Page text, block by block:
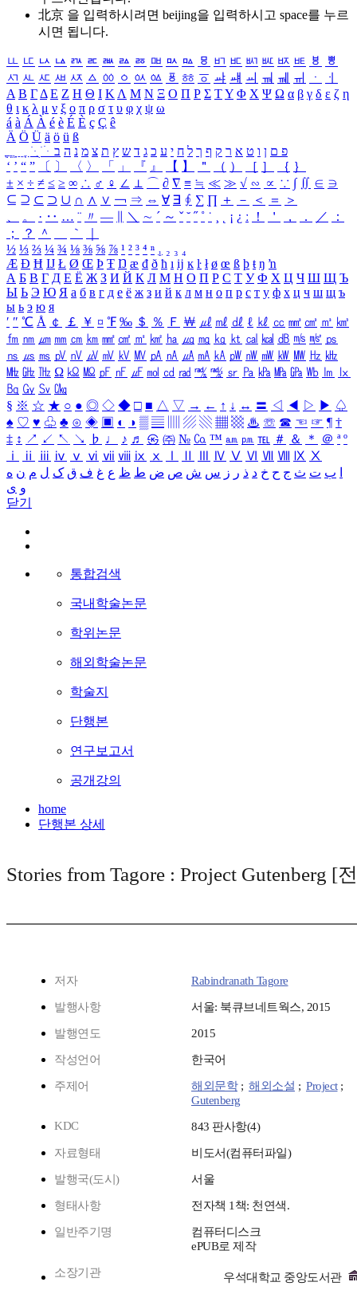
北京 을 입력하시려면 beijing을 입력하시고 space를 누르
시면 됩니다.
ㅥ ㅦ ㅧ ㅨ ㅩ ㅪ ㅫ ㅬ ㅭ ㅮ ㅯ ㅰ ㅱ ㅲ ㅳ ㅴ ㅵ ㅶ ㅷ ㅸ
ㅹ
ㅺ ㅻ ㅼ ㅽ ㅾ ㅿ ㆀ ㆁ ㆂ ㆃ ㆄ ㆅ ㆆ ㆇ ㆈ ㆉ ㆊ ㆋ ㆌ ㆍ
ㆎ
Α Β ΓΔ Ε Ζ Η Θ Ι ΚΛ Μ Ν Ξ Ο Π Ρ Σ ΤΥ Φ Χ Ψ Ω α β γ δ ε ζ η
θ ι κ λ μ ν ξ ο π ρ σ τ υ φ χ ψ ω
á à Á À é è É È ç Ç ê
Ä Ö Ü ä ö ü ß
ִֶֹ ֻּ ׁׂ פ ם ן ו ט א ר ק ף ך ל ח י ע כ ג ד ש ץ ת צ מ נ ה ב
‘ ’ “ ” 〔 〕 〈 〉 「 」 『 』 【 】 ＂ （ ） ［ ］ ｛ ｝
± × ÷ ≠ ≤ ≥ ∞ ∴ ♂ ♀ ∠ ⊥ ⌒ ∂ ∇ ≡ ≒ ≪ ≫ √ ∽ ∝ ∵ ∫ ∬ ∈ ∋
⊆ ⊇ ⊂ ⊃ ∪ ∩ ∧ ∨ ￢ ⇒ ⇔ ∀ ∃ ∮ ∑ ∏ ＋ － ＜ ＝
＞
、
。 · ‥ … ¨ 〃 ― ＼ ∼ ´ ～ ˇ ˘ ˝ ˚ ˙ ¸ ¡ ¿ ː ！ ＇ ， ． ／
：
；
？ ＾ ｀
½ ⅓ ⅔ ¼ ¾ ⅛ ⅜ ⅝ ⅞ ¹ ² ³ ⁴ ⁿ ₁ ₂ ₃ ₄
Æ Ð Ħ Ĳ Ł Ø Œ Þ Ŧ Ŋ æ đ ð ħ ı ĳ ĸ ŀ ł ø œ ß þ ŧ ŋ ŉ
А Б В Г Д Е Ё Ж З И Й К Л М Н О П Р С Т У Ф Х Ц Ч Ш Щ Ъ
Ы Ь Э Ю Я а б в г д е ё ж з и й к л м н о п р с т у ф х ц ч ш щ ъ
ы ь э ю я
′ ″ ℃ Å ￠ ￡ ￥ ¤ ℉ ‰ ＄ ％ Ｆ ￦ ㎕ ㎖ ㎗ ℓ ㎘ ㏄ ㎣ ㎤ ㎥ ㎦
㎙ ㎚ ㎛ ㎜ ㎝ ㎞ ㎟ ㎠ ㎡ ㎢ ㏊ ㎍ ㎎ ㎏ ㏏ ㎈ ㎉ ㏈ ㎧ ㎨ ㎰
㎱ ㎲ ㎳ ㎴ ㎵ ㎶ ㎷ ㎸ ㎹ ㎀ ㎁ ㎂ ㎃ ㎄ ㎺ ㎻ ㎽ ㎾ ㎿ ㎐ ㎑
㎒ ㎓ ㎔ Ω ㏀ ㏁ ㎊ ㎋ ㎌ ㏖ ㏅ ㎭ ㎮ ㎯ ㏛ ㎩ ㎪ ㎫ ㎬ ㏝ ㏐
㏓
㏃ ㏉ ㏜ ㏆
§ ※ ☆ ★ ○ ● ◎ ◇ ◆ □ ■ △ ▽ → ← ↑ ↓ ↔ 〓 ◁ ◀ ▷ ▶ ♤
♠ ♡ ♥ ♧ ♣ ⊙ ◈ ▣ ◐ ◑ ▒ ▤ ▨ ▧ ▦ ▩ ♨ ☏ ☎ ☜ ☞ ¶ †
‡ ↕ ↗ ↙ ↖ ↘ ♭ ♩ ♪ ♬ ㉿ ㈜ № ㏇ ™ ㏂ ㏘ ℡ ＃ ＆ ＊ ＠ ª º
ⅰ
ⅱ ⅲ ⅳ ⅴ ⅵ ⅶ ⅷ ⅸ ⅹ Ⅳ Ⅴ Ⅵ Ⅶ Ⅷ Ⅸ Ⅹ
ب ت ث ج ح خ د ذ ر ز س ش ص ض ط ظ ع غ ف ق ک ل م ن ه
و ی
닫기
통합검색
국내학술논문
학위논문
해외학술논문
학술지
단행본
연구보고서
공개강의
home
단행본 상세
Stories from Tagore : Project Gutenberg [
저자 Rabindranath Tagore
발행사항 서울: 북큐브네트웍스, 2015
발행연도 2015
작성언어 한국어
주제어 해외문학; 해외소설 ; Project;
Gutenberg
KDC
843 판사항(4)
자료형태 비도서(컴퓨터파일)
발행국(도시) 서울
형태사항 전자책 1책: 천연색.
일반주기명
컴퓨터디스크
ePUB로 제작
소장기관 우석대학교 중앙도서관